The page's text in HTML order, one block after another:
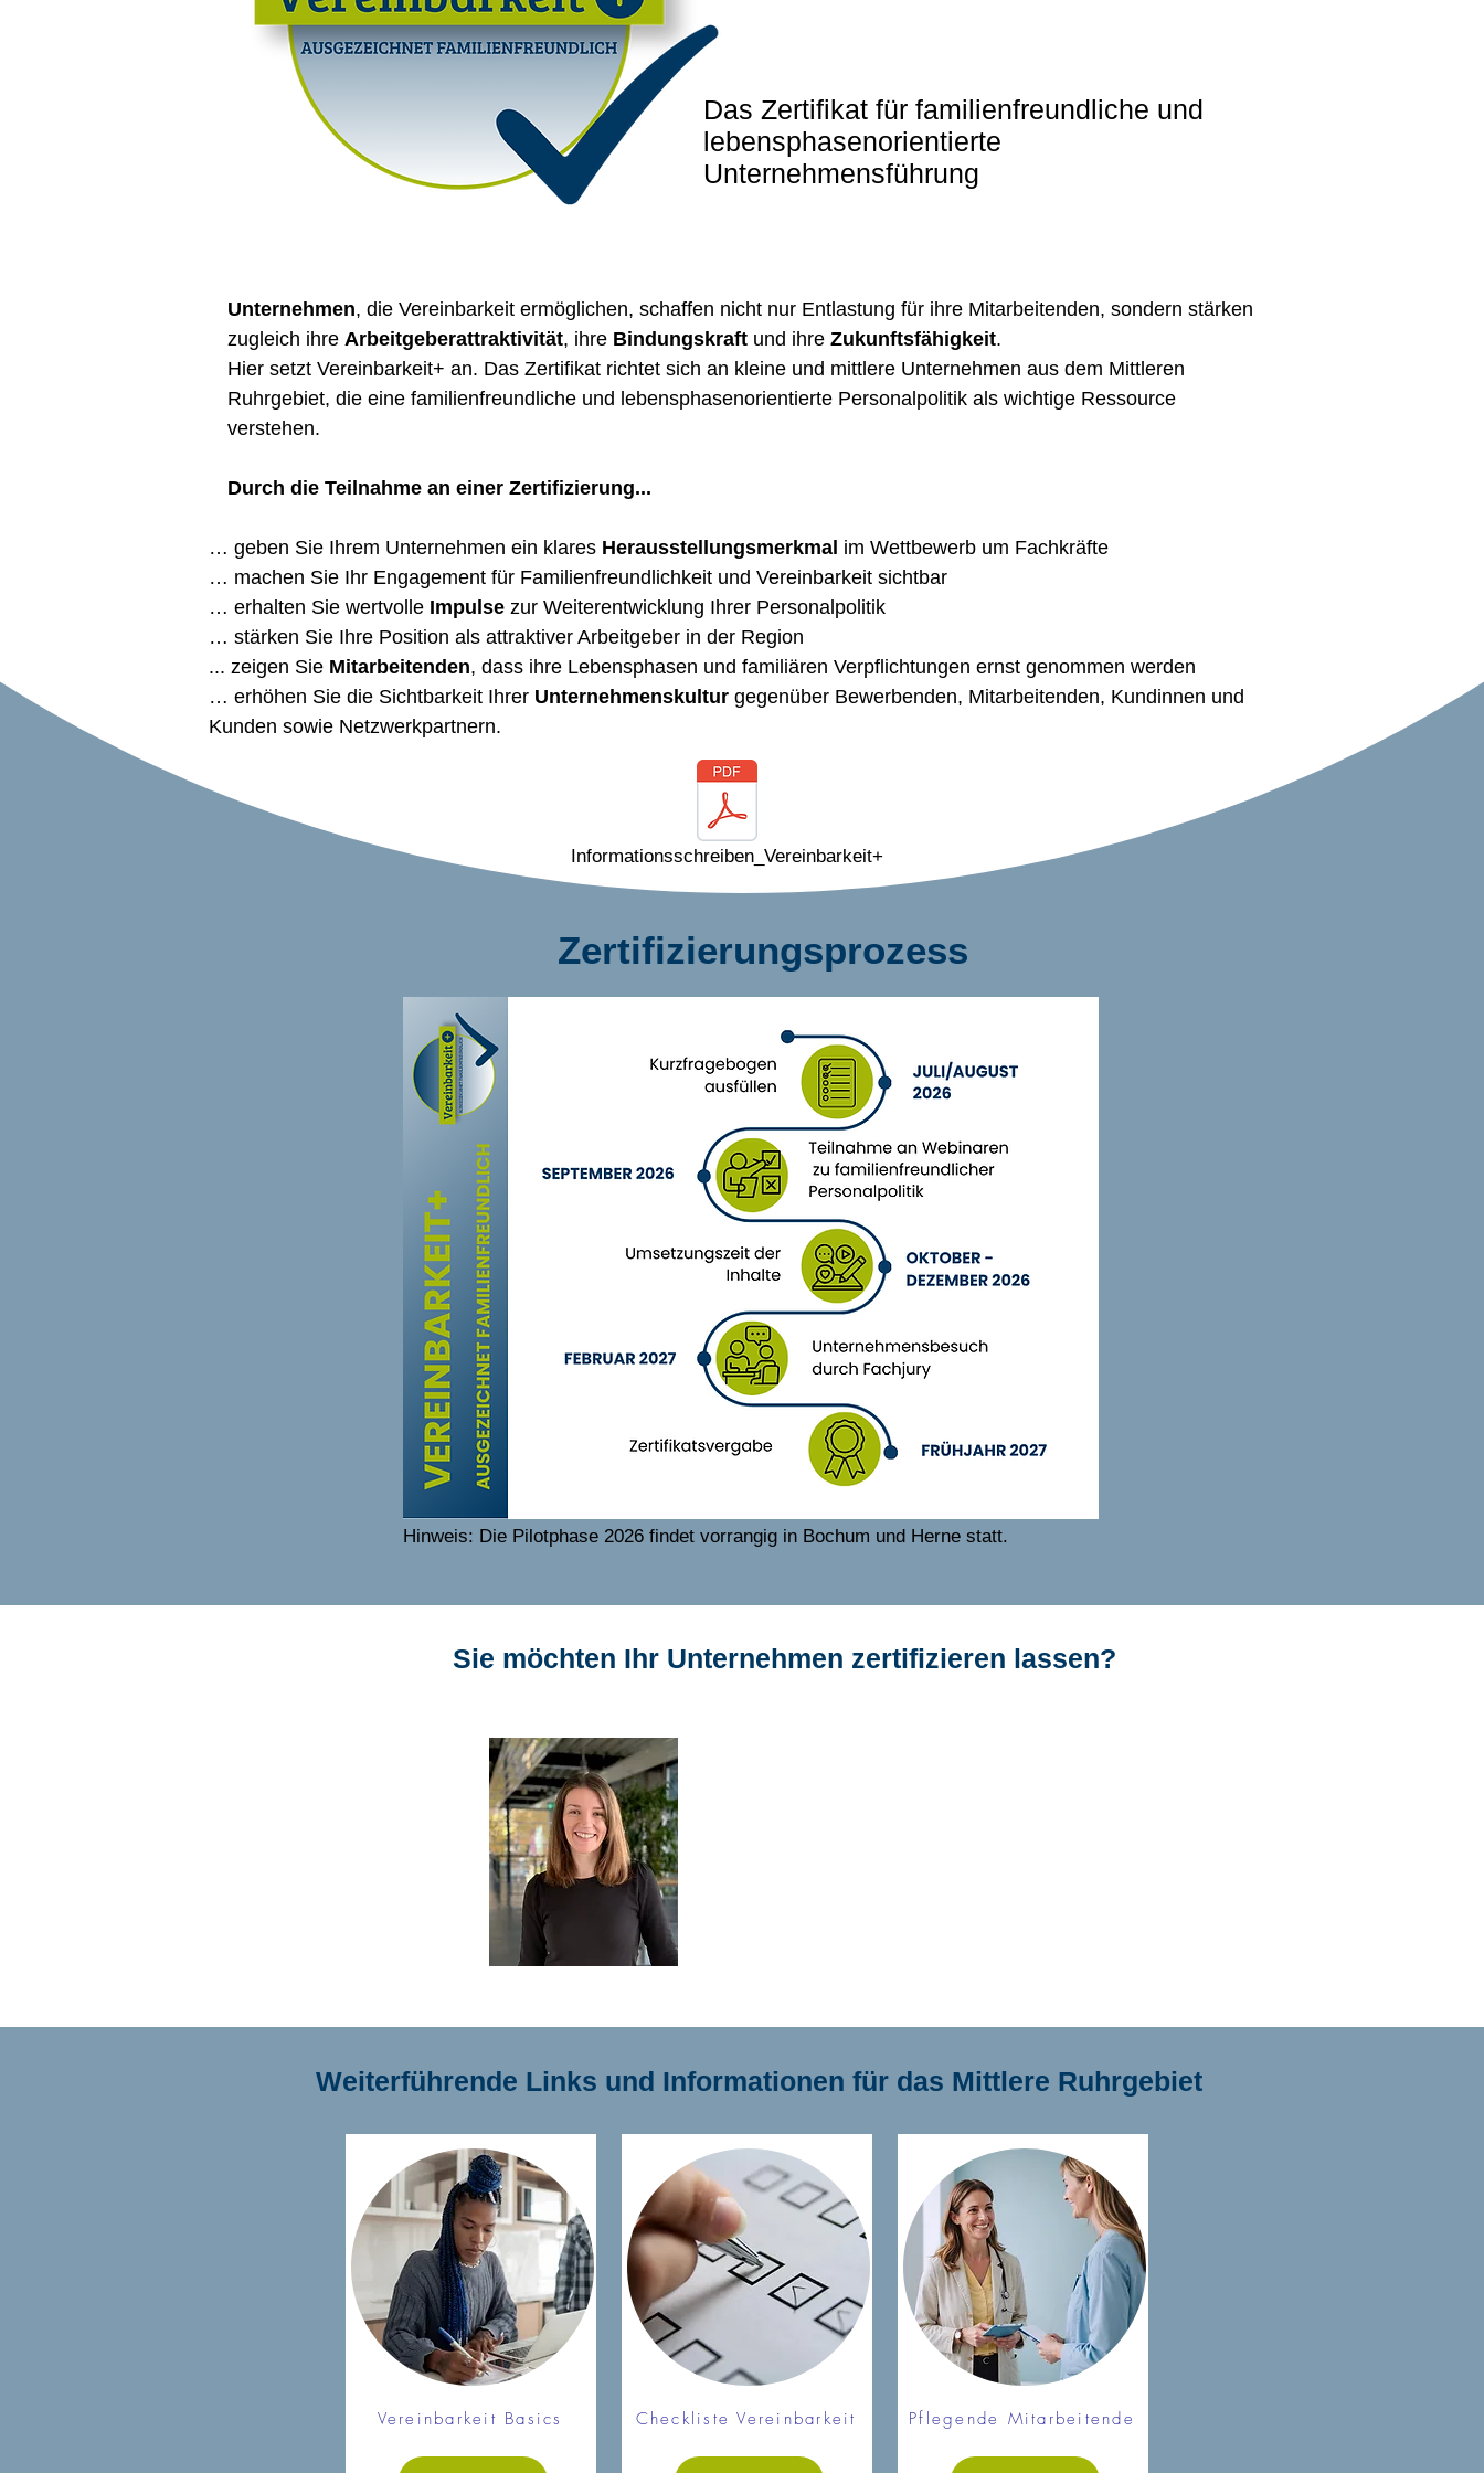
Das Zertifikat für familienfreundliche und
lebensphasenorientierte
Unternehmensführung
Unternehmen, die Vereinbarkeit ermöglichen, schaffen nicht nur Entlastung für ihre Mitarbeitenden, sondern stärken
zugleich ihre Arbeitgeberattraktivität, ihre Bindungskraft und ihre Zukunftsfähigkeit.
Hier setzt Vereinbarkeit+ an. Das Zertifikat richtet sich an kleine und mittlere Unternehmen aus dem Mittleren
Ruhrgebiet, die eine familienfreundliche und lebensphasenorientierte Personalpolitik als wichtige Ressource
verstehen.
Durch die Teilnahme an einer Zertifizierung...
… geben Sie Ihrem Unternehmen ein klares Herausstellungsmerkmal im Wettbewerb um Fachkräfte
… machen Sie Ihr Engagement für Familienfreundlichkeit und Vereinbarkeit sichtbar
… erhalten Sie wertvolle Impulse zur Weiterentwicklung Ihrer Personalpolitik
… stärken Sie Ihre Position als attraktiver Arbeitgeber in der Region
... zeigen Sie Mitarbeitenden, dass ihre Lebensphasen und familiären Verpflichtungen ernst genommen werden
… erhöhen Sie die Sichtbarkeit Ihrer Unternehmenskultur gegenüber Bewerbenden, Mitarbeitenden, Kundinnen und
Kunden sowie Netzwerkpartnern.
Informationsschreiben_Vereinbarkeit+
Zertifizierungsprozess
Hinweis: Die Pilotphase 2026 findet vorrangig in Bochum und Herne statt.
Sie möchten Ihr Unternehmen zertifizieren lassen?
Weiterführende Links und Informationen für das Mittlere Ruhrgebiet
Vereinbarkeit Basics Checkliste Vereinbarkeit Pflegende Mitarbeitende